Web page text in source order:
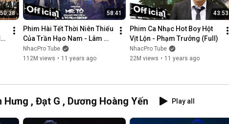
50:38 58:41
Phim Hài Tết Thời Niên Thiếu
Của Trần Hạo Nam - Lâm
Chấn Khang [Official]
NhacPro Tube
112M views • 11 years ago
43:53
Phim Ca Nhạc Hot Boy Hột
Vịt Lộn - Phạm Trưởng (Full)
NhacPro Tube
22M views • 11 years ago
Hưng , Đạt G , Dương Hoàng Yến Play all